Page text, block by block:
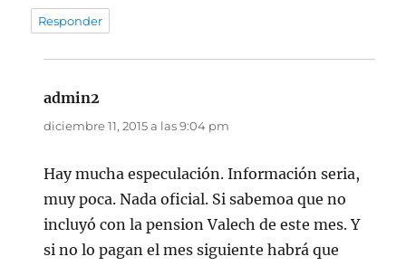
Responder
admin2
diciembre 11, 2015 a las 9:04 pm
Hay mucha especulación. Información seria,
muy poca. Nada oficial. Si sabemoa que no
incluyó con la pension Valech de este mes. Y
si no lo pagan el mes siguiente habrá que